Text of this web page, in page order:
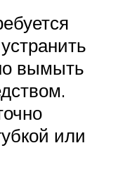
вымыть
или